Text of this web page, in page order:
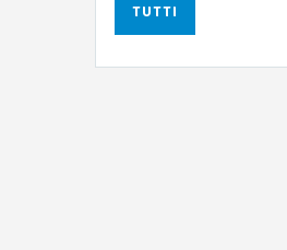
TUTTI